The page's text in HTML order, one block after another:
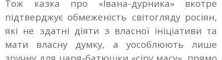
Тож казка про «Івана-дурника» вкотре
підтверджує обмеженість світогляду росіян,
які не здатні діяти з власної ініціативи та
мати власну думку, а уособлюють лише